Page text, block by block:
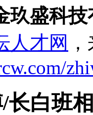
玖盛科
人才网
长白班